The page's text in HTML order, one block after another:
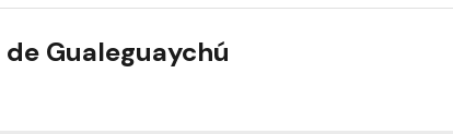
de Gualeguaychú